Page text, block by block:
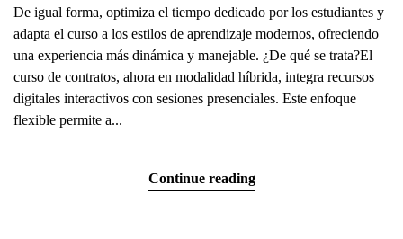
De igual forma, optimiza el tiempo dedicado por los estudiantes y
adapta el curso a los estilos de aprendizaje modernos, ofreciendo
una experiencia más dinámica y manejable. ¿De qué se trata?El
curso de contratos, ahora en modalidad híbrida, integra recursos
digitales interactivos con sesiones presenciales. Este enfoque
flexible permite a...
Continue reading